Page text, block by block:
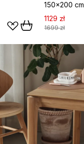
150x200 cm
1129 zł
1699 zł
1429 zł